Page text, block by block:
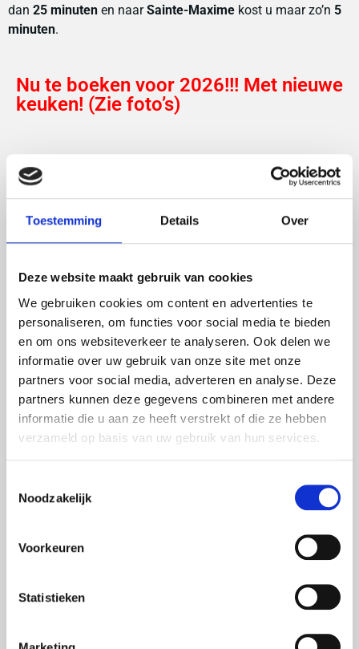
Toestemming Details Over
Deze website maakt gebruik van cookies
We gebruiken cookies om content en advertenties te
personaliseren, om functies voor social media te bieden
en om ons websiteverkeer te analyseren. Ook delen we
informatie over uw gebruik van onze site met onze
partners voor social media, adverteren en analyse. Deze
partners kunnen deze gegevens combineren met andere
informatie die u aan ze heeft verstrekt of die ze hebben
verzameld op basis van uw gebruik van hun services.
Noodzakelijk
Voorkeuren
Statistieken
dan 25 minuten en naarSainte-Maxime kost u maar zo’n 5
minuten.
Nu te boeken voor 2026!!! Met nieuwe
keuken! (Zie foto’s)
Boek nu!
Ons verhaal
Wij zijn een Nederlandse familie. Door de jaren heen hebben
wij vele vakanties doorgebracht aan de schitterende Côte
d’Azur, en zijn wij meer en meer verliefd geworden op dit
2020 besloten om in Sainte-Maxime een villa te kopen om